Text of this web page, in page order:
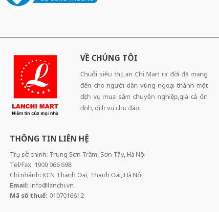
VỀ CHÚNG TÔI
Chuỗi siêu thị Lan Chi Mart ra đời đã mang
đến cho người dân vùng ngoại thành một
dịch vụ mua sắm chuyên nghiệp,giá cả ổn
định, dịch vụ chu đáo.
THÔNG TIN LIÊN HỆ
Trụ sở chính: Trung Sơn Trầm, Sơn Tây, Hà Nội
Tel/Fax: 1900 066 698
Chi nhánh: KCN Thanh Oai, Thanh Oai, Hà Nội
Email: info@lanchi.vn
Mã số thuế: 0107016612